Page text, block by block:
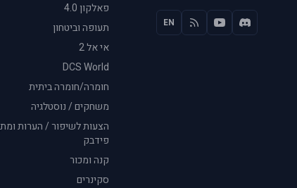
EN
פאלקון 4.0
תעופה וביטחון
אי אל 2
DCS World
חומרה/חומרה ביתית
משחקים / נוסטלגיה
הצעות לשיפור / הערות
פידבק
קנה ומכור
סקינרים